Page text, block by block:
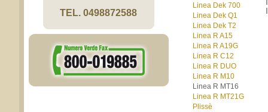
TEL. 0498872588
Linea Dek 700
Linea Dek Q1
Linea Dek T2
Linea R A15
Linea R A19G
Linea R C12
Linea R DUO
Linea R M10
Linea R MT16
Linea R MT21G
Plissè